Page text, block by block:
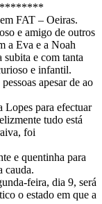
em FAT – Oeiras.
e amigo de outros
a Eva e a Noah
subita e com tanta
e infantil.
apesar de ao
Lopes para efectuar
tudo está
foi
e quentinha para
cauda.
feira, dia 9, será
o estado em que a